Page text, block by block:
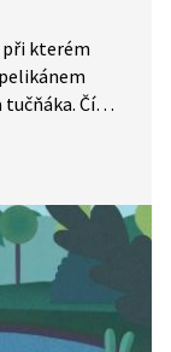
při kterém
Čím